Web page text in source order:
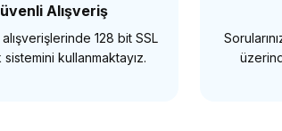
Alışveriş
128 bit SSL
kullanmaktayız.